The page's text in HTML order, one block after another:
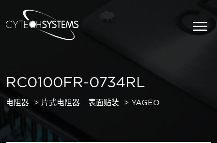
RC0100FR-0734RL
电阻器 片式电阻器 - 表面贴装 YAGEO